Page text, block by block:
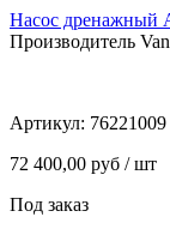
Насос дренажный
Производитель
Артикул: 76221009
72 400,00 руб / шт
Под заказ